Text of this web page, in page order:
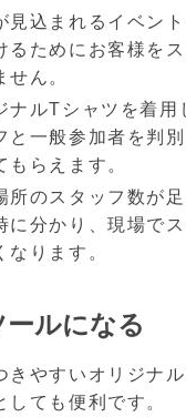
見込まれるイベン
るためにお客様を
ん。
ナルTシャツを着用
と一般参加者を判別
らえます。
所のスタッフ数が
に分かり、現場で
ります。
ールになる
きやすいオリジナ
ても便利です。